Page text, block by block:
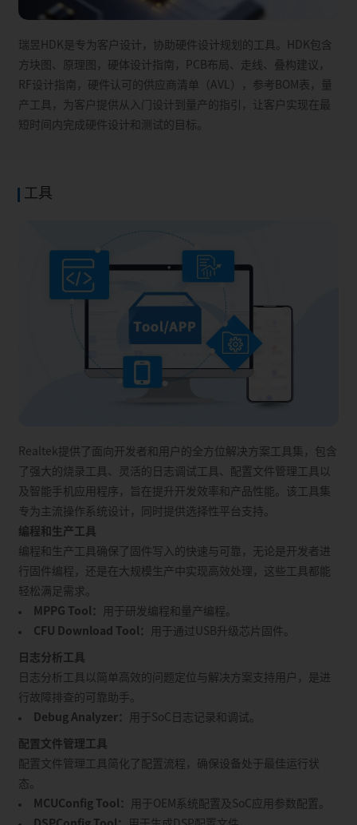
SDIO
×1 (RTL8763EWE/​
RTL8763EW series)
×1
USB
USB 2.0 (RTL8763ESE,
RTL8763EAU and
RTL8763EW-​VC only )
N
CAN Bus N
Operation
Temperature
-​20~70°C
Operation Voltage 2.8~4.5V (VBAT)
QFN50, 4×6
瑞昱HDK是专为客户设计，协助硬件设计规划的工具。HDK包含
方块图、原理图，硬体设计指南，PCB布局、走线、叠构建议，
RF设计指南，硬件认可的供应商清单（AVL），参考BOM表，量
产工具，为客户提供从入门设计到量产的指引，让客户实现在最
短时间内完成硬件设计和测试的目标。
工具
Realtek提供了面向开发者和用户的全方位解决方案工具集，包含
了强大的烧录工具、灵活的日志调试工具、配置文件管理工具以
及智能手机应用程序，旨在提升开发效率和产品性能。该工具集
专为主流操作系统设计，同时提供选择性平台支持。
编程和生产工具
编程和生产工具确保了固件写入的快速与可靠，无论是开发者进
行固件编程，还是在大规模生产中实现高效处理，这些工具都能
轻松满足需求。
MPPG Tool：
用于研发编程和量产编程。
CFU Download Tool：
用于通过USB升级芯片固件。
日志分析工具
日志分析工具以简单高效的问题定位与解决方案支持用户，是进
行故障排查的可靠助手。
Debug Analyzer：
用于SoC日志记录和调试。
配置文件管理工具
配置文件管理工具简化了配置流程，确保设备处于最佳运行状
态。
MCUConfig Tool：
用于OEM系统配置及SoC应用参数配置。